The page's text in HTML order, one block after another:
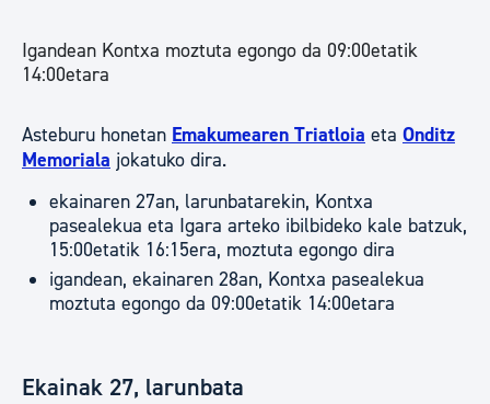
Igandean Kontxa moztuta egongo da 09:00etatik
14:00etara
Asteburu honetan Emakumearen Triatloia eta Onditz
Memoriala jokatuko dira.
ekainaren 27an, larunbatarekin, Kontxa
pasealekua eta Igara arteko ibilbideko kale batzuk,
15:00etatik 16:15era, moztuta egongo dira
igandean, ekainaren 28an, Kontxa pasealekua
moztuta egongo da 09:00etatik 14:00etara
Ekainak 27, larunbata